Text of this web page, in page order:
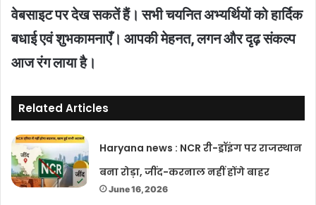
वेबसाइटपरदेखसकतेंहैं।सभीचयनितअभ्यर्थियोंकोहार्दिक
बधाईएवंशुभकामनाएँ। आपकीमेहनत,लगनऔरदृढ़संकल्प
आजरंगलायाहै।
Related Articles
Haryana news : NCR री-ड्रॉइंग पर राजस्थान
बना रोड़ा, जींद-करनाल नहीं होंगे बाहर
June 16, 2026